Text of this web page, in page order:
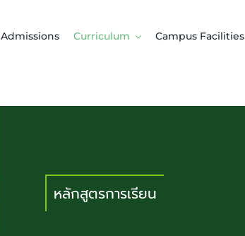
Admissions Curriculum Campus Facilities
หลักสูตรการเรียน